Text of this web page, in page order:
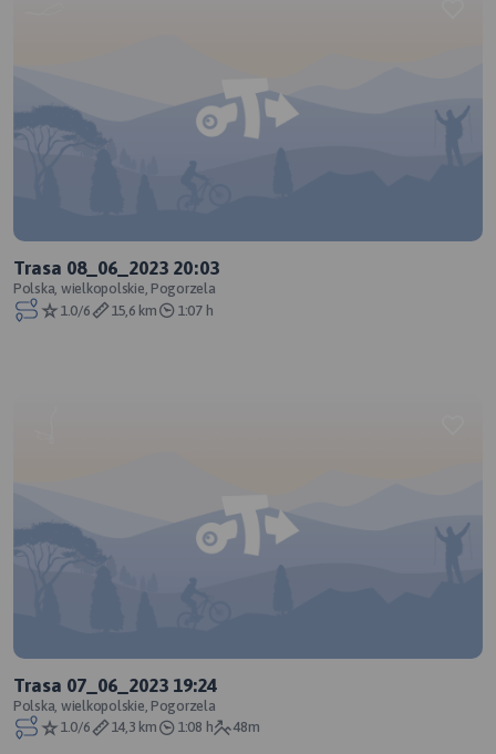
Trasa 08_06_2023 20:03
Polska, wielkopolskie, Pogorzela
1.0/6
15,6 km 1:07 h
Trasa 07_06_2023 19:24
Polska, wielkopolskie, Pogorzela
1.0/6
14,3 km 1:08 h 48m